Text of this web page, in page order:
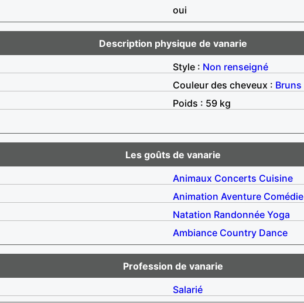
oui
Description physique de vanarie
Style : Non renseigné
Couleur des cheveux : Bruns
Poids : 59 kg
Les goûts de vanarie
Animaux Concerts Cuisine
Animation Aventure Comédie
Natation Randonnée Yoga
Ambiance Country Dance
Profession de vanarie
Salarié